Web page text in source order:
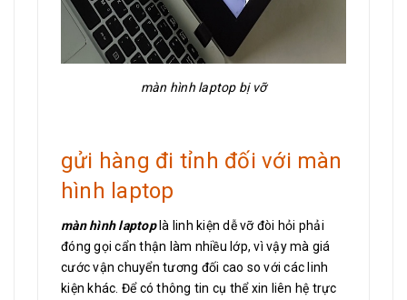
màn hình laptop bị vỡ
gửi hàng đi tỉnh đối với màn
hình laptop
màn hình laptoplà linh kiện dễ vỡ đòi hỏi phải
đóng gọi cẩn thận làm nhiều lớp, vì vậy mà giá
cước vận chuyển tương đối cao so với các linh
kiện khác. Để có thông tin cụ thể xin liên hệ trực